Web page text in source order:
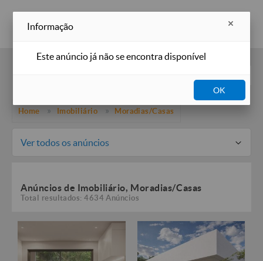
Home Imobiliário Moradias/Casas
Ver todos os anúncios
Anúncios de Imobiliário, Moradias/Casas
Total resultados: 4634 Anúncios
Informação
Este anúncio já não se encontra disponível
OK